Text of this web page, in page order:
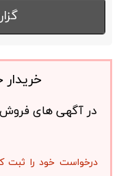
در آگهی های فروش
درخواست خود را ثبت